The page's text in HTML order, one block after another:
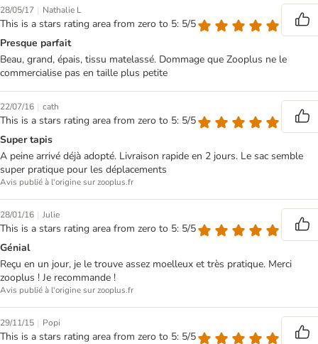
28/05/17 | Nathalie L
This is a stars rating area from zero to 5: 5/5
Presque parfait
Beau, grand, épais, tissu matelassé. Dommage que Zooplus ne le
commercialise pas en taille plus petite
22/07/16 | cath
This is a stars rating area from zero to 5: 5/5
Super tapis
A peine arrivé déjà adopté. Livraison rapide en 2 jours. Le sac semble
super pratique pour les déplacements
Avis publié à l'origine sur zooplus.fr
28/01/16 | Julie
This is a stars rating area from zero to 5: 5/5
Génial
Reçu en un jour, je le trouve assez moelleux et très pratique. Merci
zooplus ! Je recommande !
Avis publié à l'origine sur zooplus.fr
29/11/15 | Popi
This is a stars rating area from zero to 5: 5/5